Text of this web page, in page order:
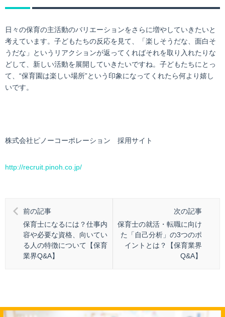
日々の保育の主活動のバリエーションをさらに増やしていきたいと
考えています。子どもたちの反応を見て、「楽しそうだな、面白そ
うだな」というリアクションが返ってくればそれを取り入れたりな
どして、新しい活動を展開していきたいですね。子どもたちにとっ
て、“保育園は楽しい場所”という印象になってくれたら何より嬉し
いです。
株式会社ピノーコーポレーション 採用サイト
http://recruit.pinoh.co.jp/
前の記事
保育士になるには？仕事内
容や必要な資格、向いてい
る人の特徴について【保育
業界Q&A】
次の記事
保育士の就活・転職に向け
た「自己分析」の3つのポ
イントとは？【保育業界
Q&A】